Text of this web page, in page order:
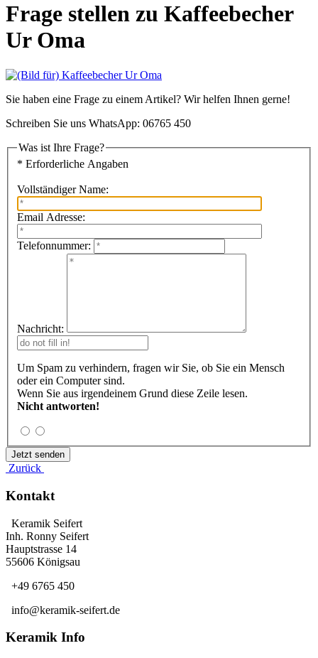
Frage stellen zu Kaffeebecher
Ur Oma
Sie haben eine Frage zu einem Artikel? Wir helfen Ihnen gerne!
Schreiben Sie uns WhatsApp: 06765 450
Was ist Ihre Frage?
* Erforderliche Angaben
Vollständiger Name:
Email Adresse:
Telefonnummer:
Nachricht:
Um Spam zu verhindern, fragen wir Sie, ob Sie ein Mensch
oder ein Computer sind.
Wenn Sie aus irgendeinem Grund diese Zeile lesen.
Nicht antworten!
Zurück
Kontakt
Keramik Seifert
Inh. Ronny Seifert
Hauptstrasse 14
55606 Königsau
+49 6765 450
info@keramik-seifert.de
Keramik Info